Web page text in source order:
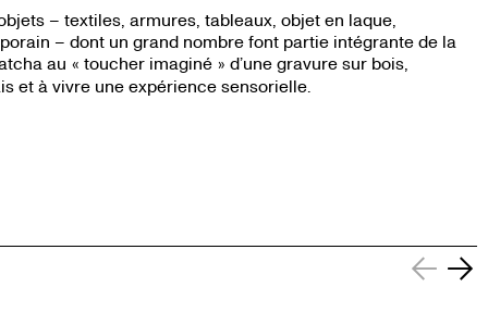
– textiles, armures, tableaux, objet en laque,
– dont un grand nombre font partie intégrante de la
au « toucher imaginé » d’une gravure sur bois,
et à vivre une expérience sensorielle.